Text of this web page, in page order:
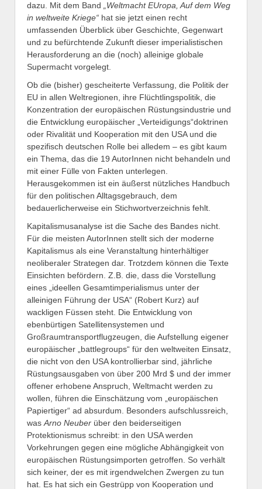
dazu. Mit dem Band „Weltmacht EUropa, Auf dem Weg
in weltweite Kriege“ hat sie jetzt einen recht
umfassenden Überblick über Geschichte, Gegenwart
und zu befürchtende Zukunft dieser imperialistischen
Herausforderung an die (noch) alleinige globale
Supermacht vorgelegt.
Ob die (bisher) gescheiterte Verfassung, die Politik der
EU in allen Weltregionen, ihre Flüchtlingspolitik, die
Konzentration der europäischen Rüstungsindustrie und
die Entwicklung europäischer „Verteidigungs“doktrinen
oder Rivalität und Kooperation mit den USA und die
spezifisch deutschen Rolle bei alledem – es gibt kaum
ein Thema, das die 19 AutorInnen nicht behandeln und
mit einer Fülle von Fakten unterlegen.
Herausgekommen ist ein äußerst nützliches Handbuch
für den politischen Alltagsgebrauch, dem
bedauerlicherweise ein Stichwortverzeichnis fehlt.
Kapitalismusanalyse ist die Sache des Bandes nicht.
Für die meisten AutorInnen stellt sich der moderne
Kapitalismus als eine Veranstaltung hinterhältiger
neoliberaler Strategen dar. Trotzdem können die Texte
Einsichten befördern. Z.B. die, dass die Vorstellung
eines „ideellen Gesamtimperialismus unter der
alleinigen Führung der USA“ (Robert Kurz) auf
wackligen Füssen steht. Die Entwicklung von
ebenbürtigen Satellitensystemen und
Großraumtransportflugzeugen, die Aufstellung eigener
europäischer „battlegroups“ für den weltweiten Einsatz,
die nicht von den USA kontrollierbar sind, jährliche
Rüstungsausgaben von über 200 Mrd $ und der immer
offener erhobene Anspruch, Weltmacht werden zu
wollen, führen die Einschätzung vom „europäischen
Papiertiger“ ad absurdum. Besonders aufschlussreich,
was Arno Neuber über den beiderseitigen
Protektionismus schreibt: in den USA werden
Vorkehrungen gegen eine mögliche Abhängigkeit von
europäischen Rüstungsimporten getroffen. So verhält
sich keiner, der es mit irgendwelchen Zwergen zu tun
hat. Es hat sich ein Gestrüpp von Kooperation und